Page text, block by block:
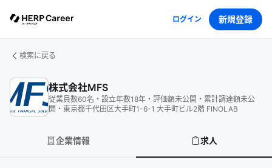
ログイン 新規登録
検索に戻る
株式会社MFS
従業員数60名 ・ 設立年数18年 ・ 評価額未公開 ・ 累計調達額未公
開 ・ 東京都千代田区大手町1-6-1 大手町ビル2階 FINOLAB
企業情報 求人